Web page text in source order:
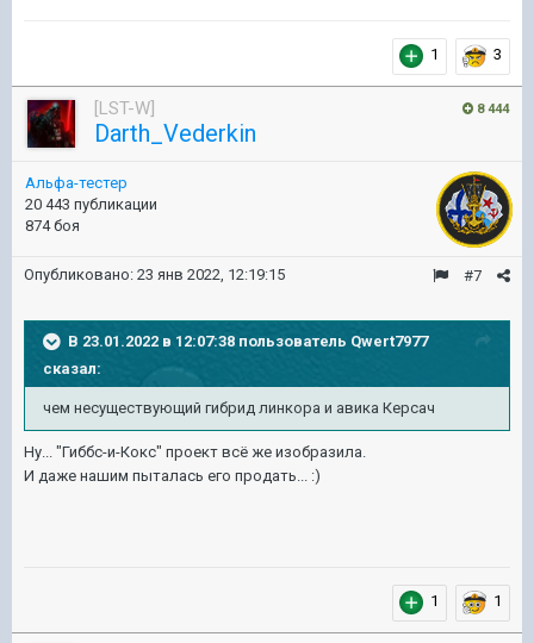
1 3
8 444
[LST-W]
Darth_Vederkin
Альфа-тестер
20 443 публикации
874 боя
#7
Опубликовано: 23 янв 2022, 12:19:15
В 23.01.2022 в 12:07:38 пользователь Qwert7977
сказал:
чем несуществующий гибрид линкора и авика Керсач
Ну... "Гиббс-и-Кокс" проект всё же изобразила.
И даже нашим пыталась его продать... :)
1 1